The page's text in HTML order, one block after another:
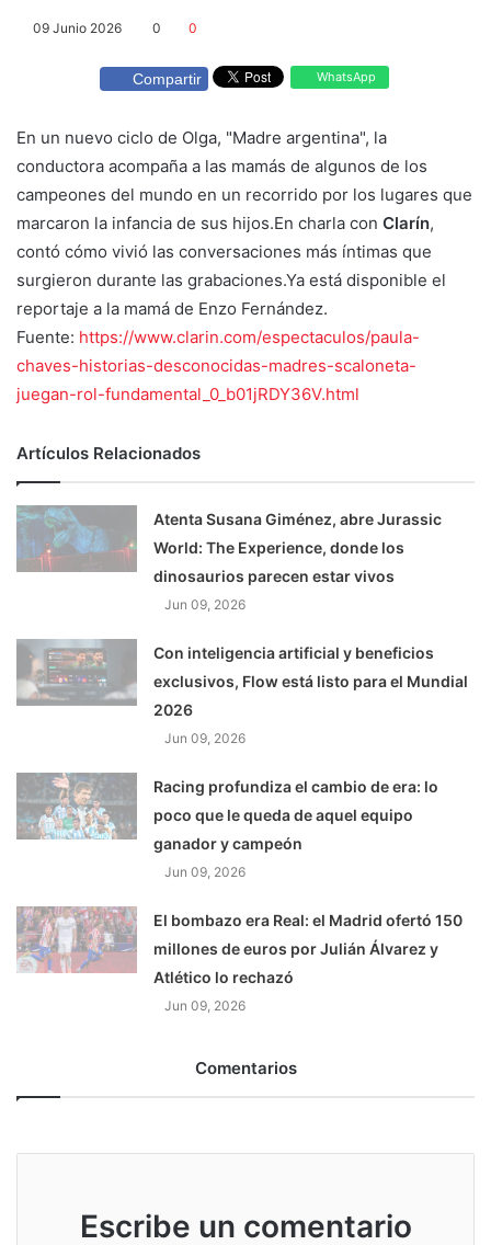
09 Junio 2026 0 0
Compartir WhatsApp
En un nuevo ciclo de Olga, "Madre argentina", la
conductora acompaña a las mamás de algunos de los
campeones del mundo en un recorrido por los lugares que
marcaron la infancia de sus hijos.En charla con Clarín,
contó cómo vivió las conversaciones más íntimas que
surgieron durante las grabaciones.Ya está disponible el
reportaje a la mamá de Enzo Fernández.
Fuente: https://www.clarin.com/espectaculos/paula-
chaves-historias-desconocidas-madres-scaloneta-
juegan-rol-fundamental_0_b01jRDY36V.html
Artículos Relacionados
Atenta Susana Giménez, abre Jurassic
World: The Experience, donde los
dinosaurios parecen estar vivos
Jun 09, 2026
Con inteligencia artificial y beneficios
exclusivos, Flow está listo para el Mundial
2026
Jun 09, 2026
Racing profundiza el cambio de era: lo
poco que le queda de aquel equipo
ganador y campeón
Jun 09, 2026
El bombazo era Real: el Madrid ofertó 150
millones de euros por Julián Álvarez y
Atlético lo rechazó
Jun 09, 2026
Comentarios
Escribe un comentario